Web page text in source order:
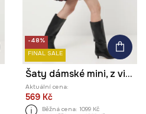
-48%
FINAL SALE
Šaty dámské mini, z viskózy, se vzorem
Aktuální cena:
569 Kč
Běžná cena: 1099 Kč